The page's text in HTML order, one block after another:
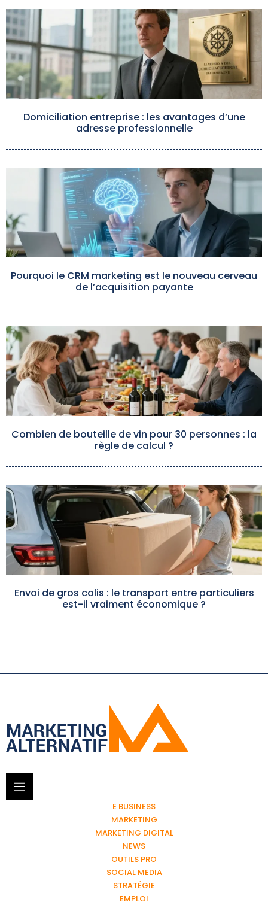
Domiciliation entreprise : les avantages d’une
adresse professionnelle
Pourquoi le CRM marketing est le nouveau cerveau
de l’acquisition payante
Combien de bouteille de vin pour 30 personnes : la
règle de calcul ?
Envoi de gros colis : le transport entre particuliers
est-il vraiment économique ?
E BUSINESS
MARKETING
MARKETING DIGITAL
NEWS
OUTILS PRO
SOCIAL MEDIA
STRATÉGIE
EMPLOI